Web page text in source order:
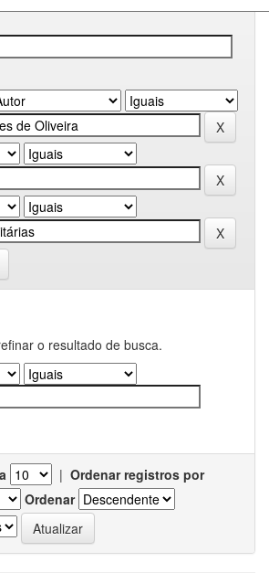
o resultado de busca.
| Ordenar registros por
Ordenar